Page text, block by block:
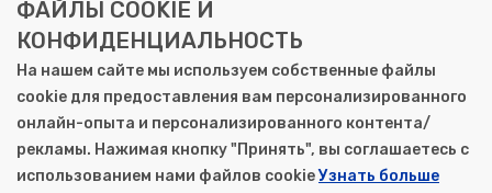
КОНТАКТЫ
Саратов, ул. Осипова, 10А
+7 (8452) 72-65-65
gemera@moya-kniga.ru
ФАЙЛЫ COOKIE И
КОНФИДЕНЦИАЛЬНОСТЬ
На нашем сайте мы используем собственные файлы
cookie для предоставления вам персонализированного
онлайн-опыта и персонализированного контента/
рекламы. Нажимая кнопку "Принять", вы соглашаетесь с
использованием нами файлов cookieУзнать больше